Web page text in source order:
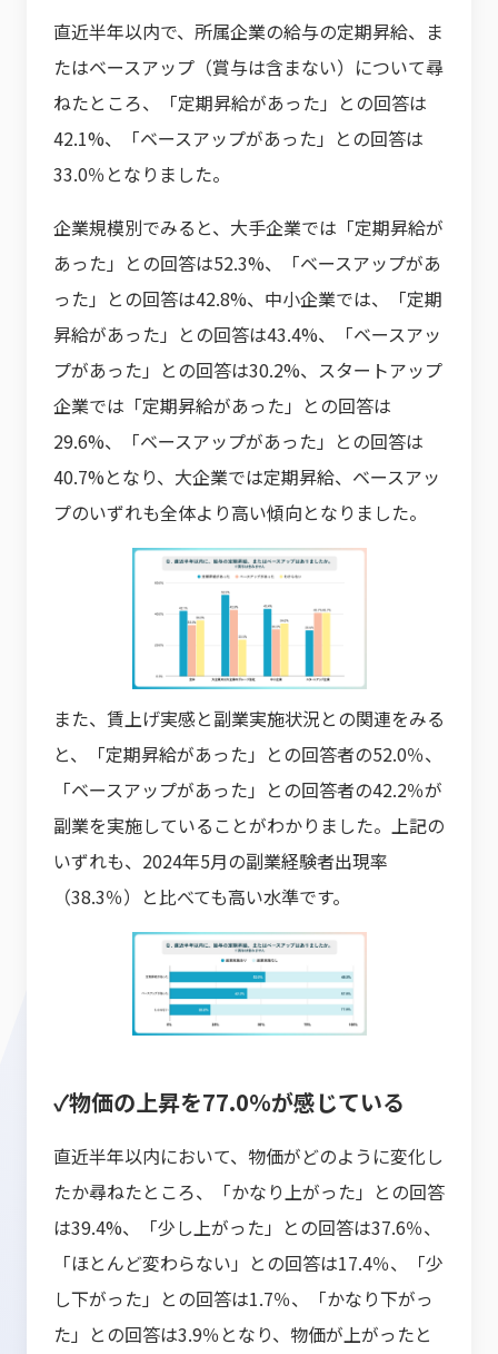
直近半年以内で、所属企業の給与の定期昇給、ま
たはベースアップ（賞与は含まない）について尋
ねたところ、「定期昇給があった」との回答は
42.1%、「ベースアップがあった」との回答は
33.0％となりました。
企業規模別でみると、大手企業では「定期昇給が
あった」との回答は52.3%、「ベースアップがあ
った」との回答は42.8%、中小企業では、「定期
昇給があった」との回答は43.4%、「ベースアッ
プがあった」との回答は30.2%、スタートアップ
企業では「定期昇給があった」との回答は
29.6%、「ベースアップがあった」との回答は
40.7%となり、大企業では定期昇給、ベースアッ
プのいずれも全体より高い傾向となりました。
また、賃上げ実感と副業実施状況との関連をみる
と、「定期昇給があった」との回答者の52.0％、
「ベースアップがあった」との回答者の42.2％が
副業を実施していることがわかりました。上記の
いずれも、2024年5月の副業経験者出現率
（38.3％）と比べても高い水準です。
✓物価の上昇を77.0％が感じている
直近半年以内において、物価がどのように変化し
たか尋ねたところ、「かなり上がった」との回答
は39.4%、「少し上がった」との回答は37.6％、
「ほとんど変わらない」との回答は17.4％、「少
し下がった」との回答は1.7％、「かなり下がっ
た」との回答は3.9％となり、物価が上がったと